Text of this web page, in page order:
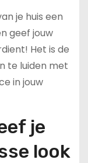
je huis een
geef jouw
Het is de
te luiden met
in jouw
je
look